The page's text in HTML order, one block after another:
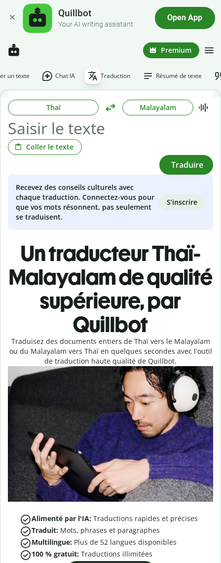
Quillbot
Your AI writing assistant
Open App
Premium
un texte Chat IA Traduction Résumé de texte
Thaï Malayalam
Coller le texte
Traduire
Recevez des conseils culturels avec
chaque traduction. Connectez-vous pour
que vos mots résonnent, pas seulement
se traduisent.
S’inscrire
Un traducteur Thaï-
Malayalam de qualité
supérieure, par
Quillbot
Traduisez des documents entiers de Thaï vers le Malayalam
ou du Malayalam vers Thaï en quelques secondes avec l'outil
de traduction haute qualité de Quillbot.
Alimenté par l'IA: Traductions rapides et précises
Traduit: Mots, phrases et paragraphes
Multilingue: Plus de 52 langues disponibles
100 % gratuit: Traductions illimitées